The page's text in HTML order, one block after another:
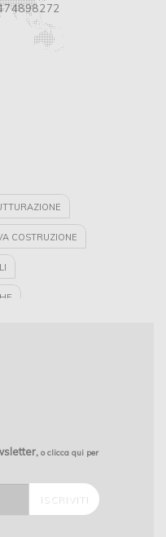
COSTRUZIONE
o clicca qui per